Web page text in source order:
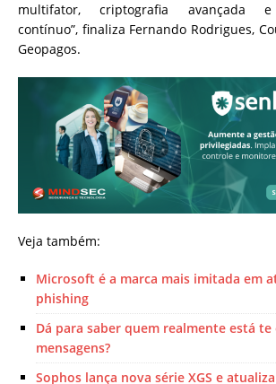
multifator, criptografia avançada e
contínuo”, finaliza Fernando Rodrigues,
Geopagos.
Veja também:
Microsoft é a marca mais imitada em
phishing
Dá para saber quem realmente está te
mensagens?
Sophos lança nova série XGS e